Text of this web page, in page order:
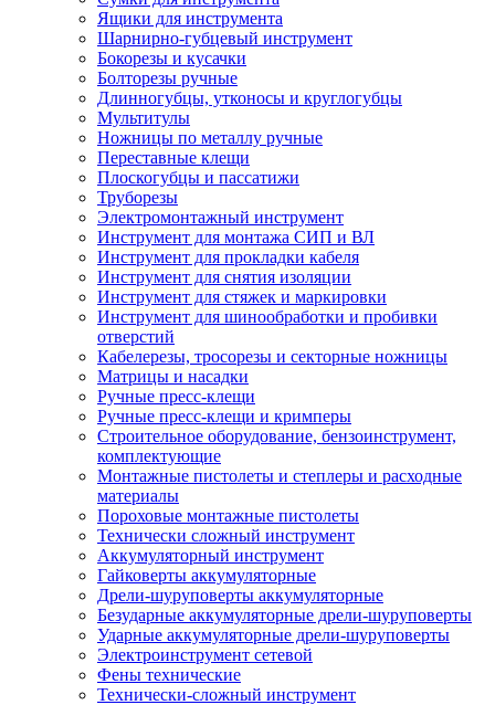
Ящики для инструмента
Шарнирно-губцевый инструмент
Бокорезы и кусачки
Болторезы ручные
Длинногубцы, утконосы и круглогубцы
Мультитулы
Ножницы по металлу ручные
Переставные клещи
Плоскогубцы и пассатижи
Труборезы
Электромонтажный инструмент
Инструмент для монтажа СИП и ВЛ
Инструмент для прокладки кабеля
Инструмент для снятия изоляции
Инструмент для стяжек и маркировки
Инструмент для шинообработки и пробивки
отверстий
Кабелерезы, тросорезы и секторные ножницы
Матрицы и насадки
Ручные пресс-клещи
Ручные пресс-клещи и кримперы
Строительное оборудование, бензоинструмент,
комплектующие
Монтажные пистолеты и степлеры и расходные
материалы
Пороховые монтажные пистолеты
Технически сложный инструмент
Аккумуляторный инструмент
Гайковерты аккумуляторные
Дрели-шуруповерты аккумуляторные
Безударные аккумуляторные дрели-шуруповерты
Ударные аккумуляторные дрели-шуруповерты
Электроинструмент сетевой
Фены технические
Технически-сложный инструмент